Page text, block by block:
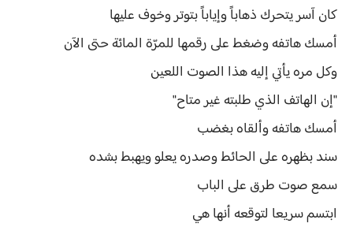
كان آسر يتحرك ذهاباً وإياباً بتوتر وخوف عليها
أمسك هاتفه وضغط على رقمها للمرّة المائة حتى الآن
وكل مره يأتي إليه هذا الصوت اللعين
"إن الهاتف الذي طلبته غير متاح"
أمسك هاتفه وألقاه بغضب
سند بظهره على الحائط وصدره يعلو ويهبط بشده
سمع صوت طرق على الباب
ابتسم سريعا لتوقعه أنها هي